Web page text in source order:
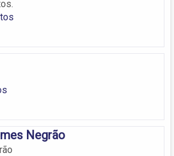
Negrão